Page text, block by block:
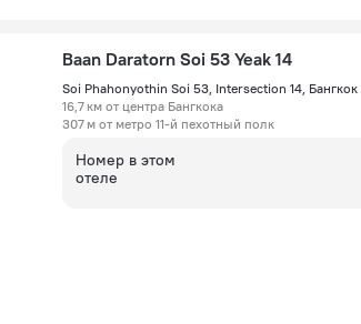
Baan Daratorn Soi 53 Yeak 14
Soi Phahonyothin Soi 53, Intersection 14, Бангкок
16,7 км от центра Бангкока
307 м от метро 11-й пехотный полк
Номер в этом
отеле